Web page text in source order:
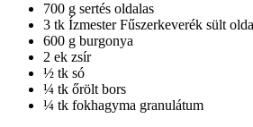
700 g sertés oldalas
3 tk Ízmester Fűszerkeverék sült
600 g burgonya
2 ek zsír
½ tk só
¼ tk őrölt bors
¼ tk fokhagyma granulátum